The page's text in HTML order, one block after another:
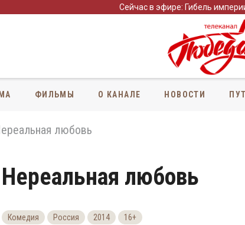
Сейчас в эфире: Гибель
ФИЛЬМЫ О КАНАЛЕ НОВОСТИ
любовь
Нереальная любовь
Комедия Россия 2014 16+